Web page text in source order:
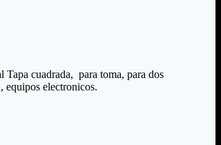
cuadrada, para toma, para dos
equipos electronicos.